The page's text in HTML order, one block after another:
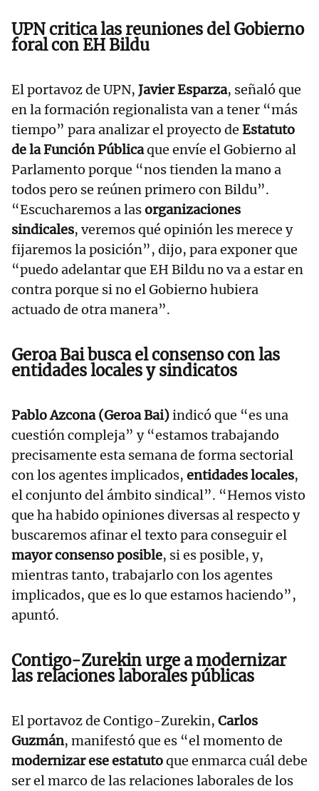
UPN critica las reuniones del Gobierno
foral con EH Bildu
El portavoz de UPN, Javier Esparza, señaló que
en la formación regionalista van a tener “más
tiempo” para analizar el proyecto de Estatuto
de la Función Públicaque envíe el Gobierno al
Parlamento porque “nos tienden la mano a
todos pero se reúnen primero con Bildu”.
“Escucharemos a lasorganizaciones
sindicales, veremos qué opinión les merece y
fijaremos la posición”, dijo, para exponer que
“puedo adelantar que EH Bildu no va a estar en
contra porque si no el Gobierno hubiera
actuado de otra manera”.
Geroa Bai busca el consenso con las
entidades locales y sindicatos
Pablo Azcona (Geroa Bai)indicó que “es una
cuestión compleja” y “estamos trabajando
precisamente esta semana de forma sectorial
con los agentes implicados, entidades locales,
el conjunto del ámbito sindical”. “Hemos visto
que ha habido opiniones diversas al respecto y
buscaremos afinar el texto para conseguir el
mayor consenso posible, si es posible, y,
mientras tanto, trabajarlo con los agentes
implicados, que es lo que estamos haciendo”,
apuntó.
Contigo-Zurekin urge a modernizar
las relaciones laborales públicas
El portavoz de Contigo-Zurekin, Carlos
Guzmán, manifestó que es “el momento de
modernizar ese estatutoque enmarca cuál debe
ser el marco de las relaciones laborales de los